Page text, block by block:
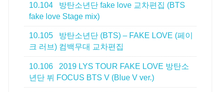
10.104
방탄소년단 fake love 교차편집 (BTS
fake love Stage mix)
10.105
방탄소년단 (BTS) – FAKE LOVE (페이
크 러브) 컴백무대 교차편집
10.106
2019 LYS TOUR FAKE LOVE 방탄소
년단 뷔 FOCUS BTS V (Blue V ver.)